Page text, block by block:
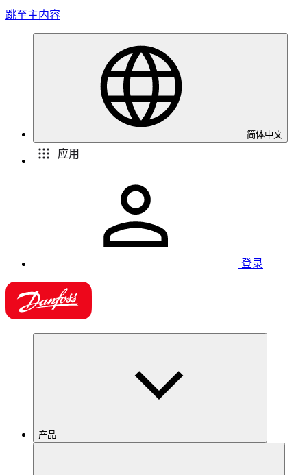
跳至主内容
简体中文
应用
登录
产品